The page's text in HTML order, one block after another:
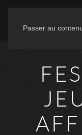
Passer au